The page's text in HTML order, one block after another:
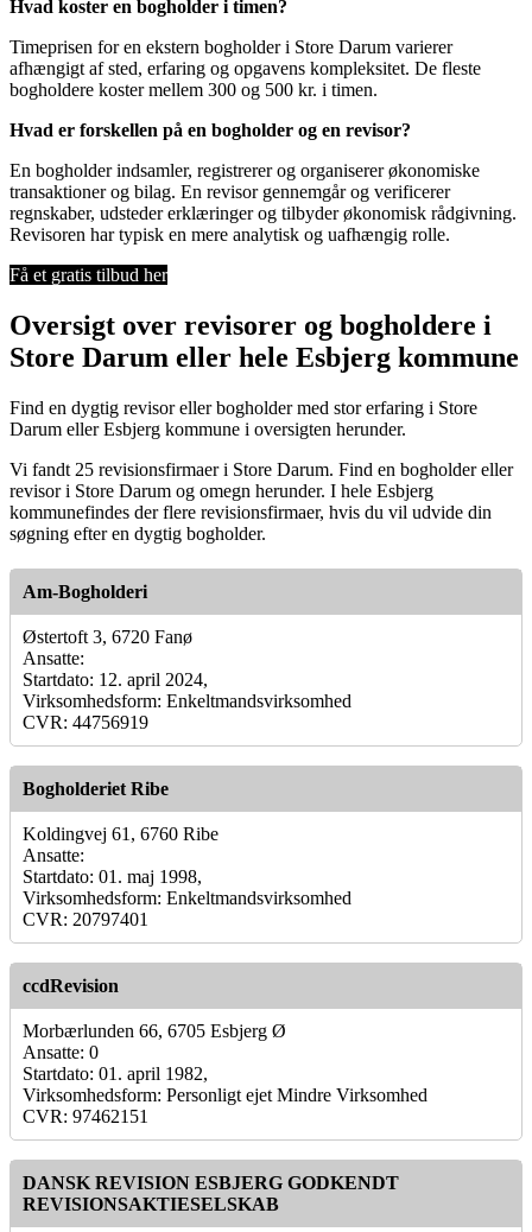
Hvad koster en bogholder i timen?
Timeprisen for en ekstern bogholder i Store Darum varierer
afhængigt af sted, erfaring og opgavens kompleksitet. De fleste
bogholdere koster mellem 300 og 500 kr. i timen.
Hvad er forskellen på en bogholder og en revisor?
En bogholder indsamler, registrerer og organiserer økonomiske
transaktioner og bilag. En revisor gennemgår og verificerer
regnskaber, udsteder erklæringer og tilbyder økonomisk rådgivning.
Revisoren har typisk en mere analytisk og uafhængig rolle.
Få et gratis tilbud her
Oversigt over revisorer og bogholdere i
Store Darum eller hele Esbjerg kommune
Find en dygtig revisor eller bogholder med stor erfaring i Store
Darum eller Esbjerg kommune i oversigten herunder.
Vi fandt 25 revisionsfirmaer i Store Darum. Find en bogholder eller
revisor i Store Darum og omegn herunder. I hele Esbjerg
kommunefindes der flere revisionsfirmaer, hvis du vil udvide din
søgning efter en dygtig bogholder.
Am-Bogholderi
Østertoft 3, 6720 Fanø
Ansatte:
Startdato: 12. april 2024,
Virksomhedsform: Enkeltmandsvirksomhed
CVR: 44756919
Bogholderiet Ribe
Koldingvej 61, 6760 Ribe
Ansatte:
Startdato: 01. maj 1998,
Virksomhedsform: Enkeltmandsvirksomhed
CVR: 20797401
ccdRevision
Morbærlunden 66, 6705 Esbjerg Ø
Ansatte: 0
Startdato: 01. april 1982,
Virksomhedsform: Personligt ejet Mindre Virksomhed
CVR: 97462151
DANSK REVISION ESBJERG GODKENDT
REVISIONSAKTIESELSKAB